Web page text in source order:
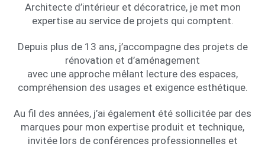
Architecte d’intérieur et décoratrice, je met mon
expertise au service de projets qui comptent.
Depuis plus de 13 ans, j’accompagne des projets de
rénovation et d’aménagement
avec une approche mêlant lecture des espaces,
compréhension des usages et exigence esthétique.
Au fil des années, j’ai également été sollicitée par des
marques pour mon expertise produit et technique,
invitée lors de conférences professionnelles et